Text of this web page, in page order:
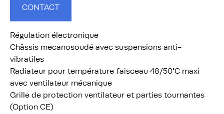
CONTACT
Régulation électronique
Châssis mecanosoudé avec suspensions anti-
vibratiles
Radiateur pour température faisceau 48/50°C maxi
avec ventilateur mécanique
Grille de protection ventilateur et parties tournantes
(Option CE)